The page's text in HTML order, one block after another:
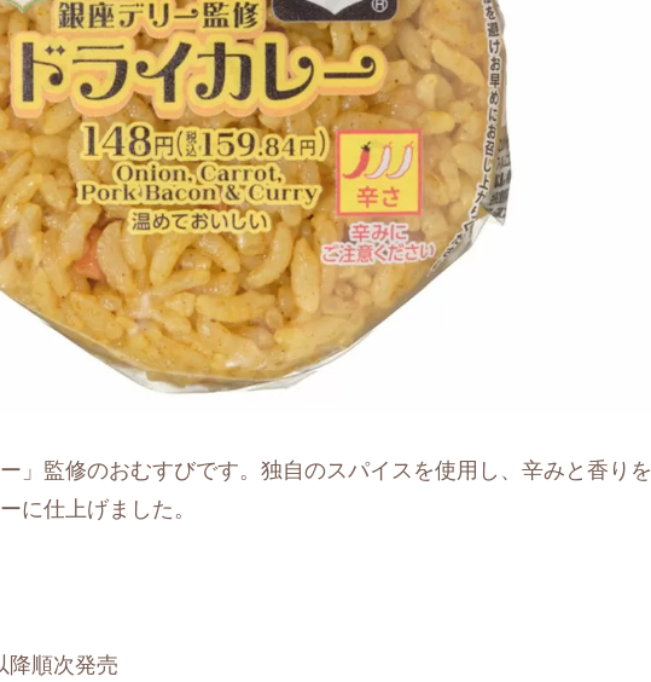
」監修のおむすびです。独自のスパイスを使用し、辛みと香りを
に仕上げました。
降順次発売